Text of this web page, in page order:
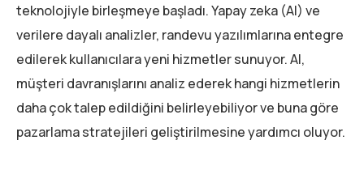
teknolojiyle birleşmeye başladı. Yapay zeka (AI) ve
verilere dayalı analizler, randevu yazılımlarına entegre
edilerek kullanıcılara yeni hizmetler sunuyor. AI,
müşteri davranışlarını analiz ederek hangi hizmetlerin
daha çok talep edildiğini belirleyebiliyor ve buna göre
pazarlama stratejileri geliştirilmesine yardımcı oluyor.